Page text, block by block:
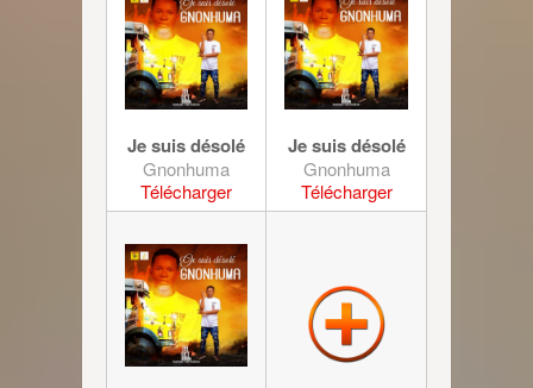
Je suis désolé
Gnonhuma
Télécharger
Je suis désolé
Gnonhuma
Télécharger